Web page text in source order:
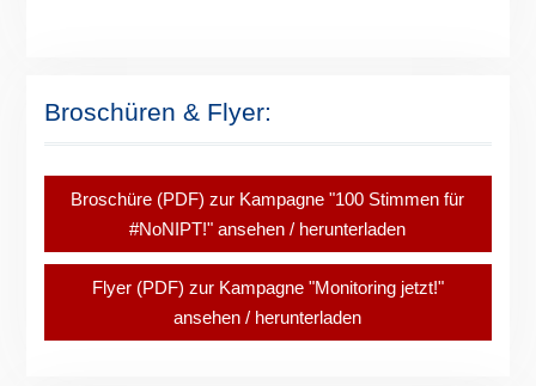
Broschüren & Flyer:
Broschüre (PDF) zur Kampagne "100 Stimmen für
#NoNIPT!" ansehen / herunterladen
Flyer (PDF) zur Kampagne "Monitoring jetzt!"
ansehen / herunterladen